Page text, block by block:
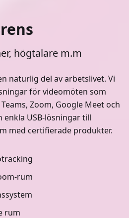
högtalare m.m
naturlig del av arbetslivet. Vi
för videomöten som
Zoom, Google Meet och
USB-lösningar till
med certifierade produkter.
rum
rum